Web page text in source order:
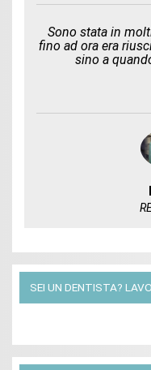
Sono stata in
fino ad ora era
sino a
SEI UN DENTISTA?